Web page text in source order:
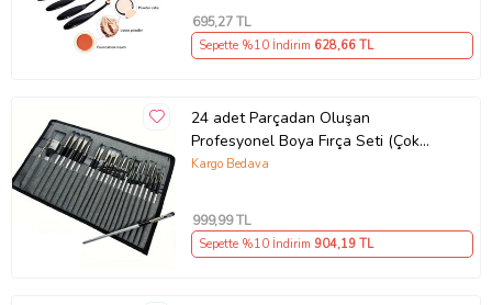
10 adet mavi deniz kızı makyaj fırçası
OPP poşet ambalajında gönderilir.
Ürün Kodu:kc6665099
695,27 TL
Sepette %10 İndirim 628,66 TL
24 adet Parçadan Oluşan
Profesyonel Boya Fırça Seti (Çok
Renkli)
Kargo Bedava
999,99 TL
Sepette %10 İndirim 904,19 TL